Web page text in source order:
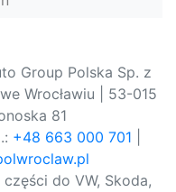
Group Polska Sp. z
Wrocławiu | 53-015
81
+48 663 000 701
do VW, Skoda,